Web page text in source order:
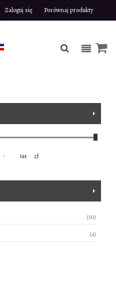
Zaloguj się Porównaj produkty
- zł
50produkty
4produkty